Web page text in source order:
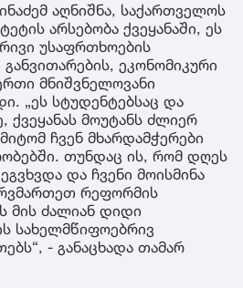
აღნიშნა, საქართველოს
არსებობა ქვეყანაში, ეს
უსაფრთხოების
ეკონომიკური
მნიშვნელოვანი
„ეს სტუდენტებსაც და
ქვეყანას მოუტანს ძლიერ
ჩვენ მხარდამჭერები
თუნდაც ის, რომ დღეს
და ჩვენი მოისმინა
რეფორმის
მის ძალიან დიდი
სახელმწიფოებრივ
- განაცხადა თამარ